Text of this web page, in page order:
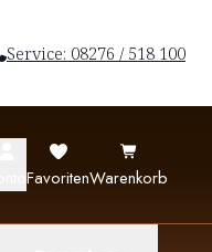
Service: 08276 / 518 100
FavoritenWarenkorb